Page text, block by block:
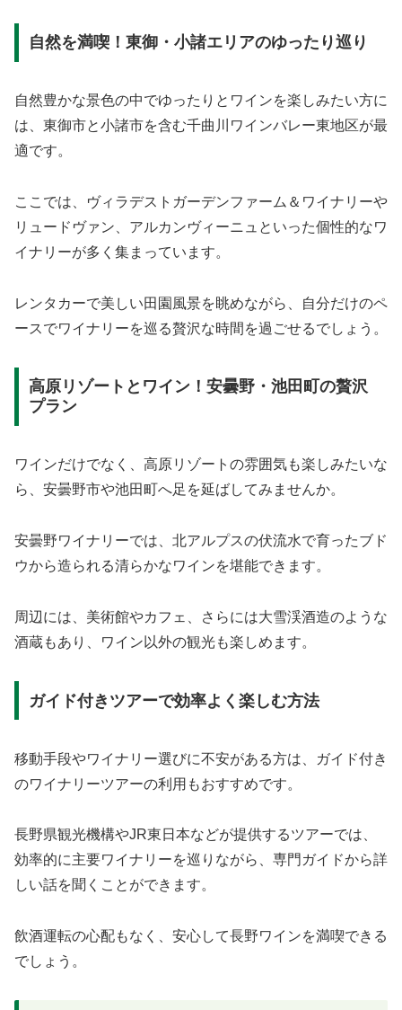
自然を満喫！東御・小諸エリアのゆったり巡り
自然豊かな景色の中でゆったりとワインを楽しみたい方に
は、東御市と小諸市を含む千曲川ワインバレー東地区が最
適です。
ここでは、ヴィラデストガーデンファーム＆ワイナリーや
リュードヴァン、アルカンヴィーニュといった個性的なワ
イナリーが多く集まっています。
レンタカーで美しい田園風景を眺めながら、自分だけのペ
ースでワイナリーを巡る贅沢な時間を過ごせるでしょう。
高原リゾートとワイン！安曇野・池田町の贅沢
プラン
ワインだけでなく、高原リゾートの雰囲気も楽しみたいな
ら、安曇野市や池田町へ足を延ばしてみませんか。
安曇野ワイナリーでは、北アルプスの伏流水で育ったブド
ウから造られる清らかなワインを堪能できます。
周辺には、美術館やカフェ、さらには大雪渓酒造のような
酒蔵もあり、ワイン以外の観光も楽しめます。
ガイド付きツアーで効率よく楽しむ方法
移動手段やワイナリー選びに不安がある方は、ガイド付き
のワイナリーツアーの利用もおすすめです。
長野県観光機構やJR東日本などが提供するツアーでは、
効率的に主要ワイナリーを巡りながら、専門ガイドから詳
しい話を聞くことができます。
飲酒運転の心配もなく、安心して長野ワインを満喫できる
でしょう。